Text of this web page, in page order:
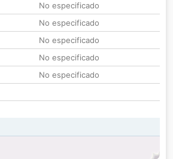
No especificado
No especificado
No especificado
No especificado
No especificado